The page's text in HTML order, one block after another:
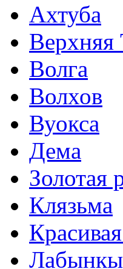
Ахтуба
Верхняя
Волга
Волхов
Вуокса
Дема
Золотая
Клязьма